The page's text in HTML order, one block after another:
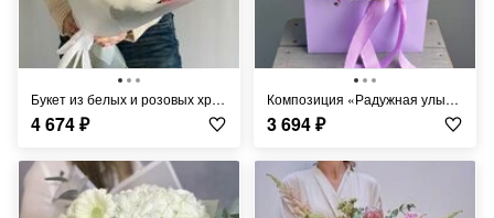
Букет из белых и розовых хризантем
4 674₽
Композиция «Радужная улыбка»
3 694₽